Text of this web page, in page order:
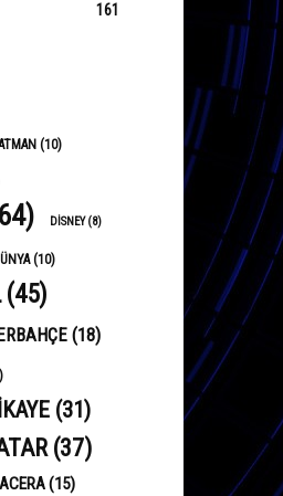
161
(10)
DISNEY(8)
(10)
(45)
(18)
(31)
(37)
(15)